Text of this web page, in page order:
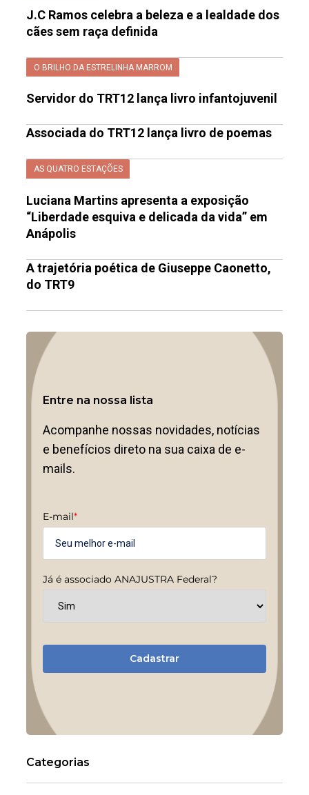
J.C Ramos celebra a beleza e a lealdade dos
cães sem raça definida
O BRILHO DA ESTRELINHA MARROM
Servidor do TRT12 lança livro infantojuvenil
Associada do TRT12 lança livro de poemas
AS QUATRO ESTAÇÕES
Luciana Martins apresenta a exposição
“Liberdade esquiva e delicada da vida” em
Anápolis
A trajetória poética de Giuseppe Caonetto,
do TRT9
Entre na nossa lista
Acompanhe nossas novidades, notícias
e benefícios direto na sua caixa de e-
mails.
E-mail*
Já é associado ANAJUSTRA Federal?
Cadastrar
Categorias